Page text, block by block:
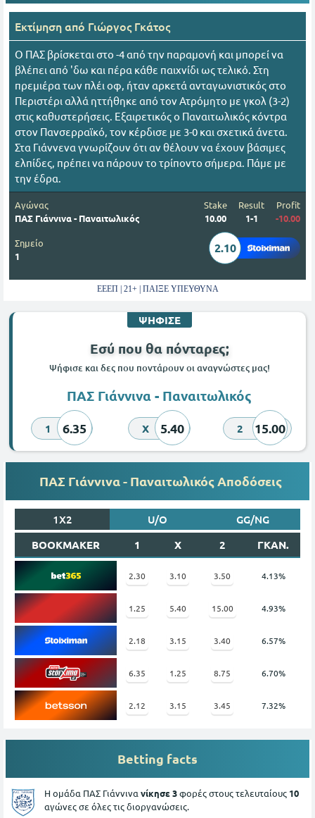
Εκτίμηση από Γιώργος Γκάτος
Ο ΠΑΣ βρίσκεται στο -4 από την παραμονή και μπορεί να
βλέπει από 'δω και πέρα κάθε παιχνίδι ως τελικό. Στη
πρεμιέρα των πλέι οφ, ήταν αρκετά ανταγωνιστικός στο
Περιστέρι αλλά ηττήθηκε από τον Ατρόμητο με γκολ (3-2)
στις καθυστερήσεις. Εξαιρετικός ο Παναιτωλικός κόντρα
στον Πανσερραϊκό, τον κέρδισε με 3-0 και σχετικά άνετα.
Στα Γιάννενα γνωρίζουν ότι αν θέλουν να έχουν βάσιμες
ελπίδες, πρέπει να πάρουν το τρίποντο σήμερα. Πάμε με
την έδρα.
Αγώνας
ΠΑΣ Γιάννινα - Παναιτωλικός
Stake
10.00
Result
1-1
Profit
-10.00
Σημείο
1
2.10
ΕΕΕΠ | 21+ | ΠΑΙΞΕ ΥΠΕΥΘΥΝΑ
ΨΗΦΙΣΕ
Εσύ που θα πόνταρες;
Ψήφισε και δες που ποντάρουν οι αναγνώστες μας!
ΠΑΣ Γιάννινα - Παναιτωλικός
1 6.35 X 5.40 2 15.00
ΠΑΣ Γιάννινα - Παναιτωλικός Αποδόσεις
1X2 U/O
GG/NG
BOOKMAKER
1 X 2 ΓΚΑΝ.
2.30 3.10 3.50 4.13%
1.25 5.40 15.00 4.93%
2.18 3.15 3.40 6.57%
6.35 1.25 8.75 6.70%
2.12 3.15 3.45 7.32%
Betting facts
Η ομάδα ΠΑΣ Γιάννινα νίκησε 3φορές στους τελευταίους 10
αγώνες σε όλες τις διοργανώσεις.